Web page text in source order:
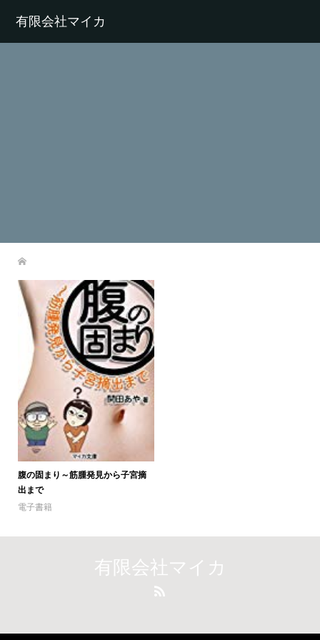
有限会社マイカ
腹の固まり～筋腫発見から子宮摘
出まで
電子書籍
有限会社マイカ